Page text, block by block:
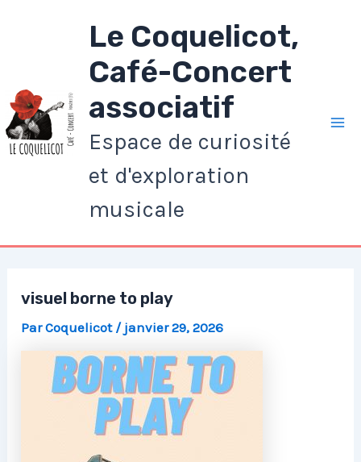
Le Coquelicot,
Café-Concert
associatif
Espace de curiosité
et d'exploration
musicale
visuel borne to play
ParCoquelicot / janvier 29, 2026